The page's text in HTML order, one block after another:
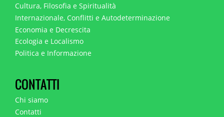
Cultura, Filosofia e Spiritualità
Internazionale, Conflitti e Autodeterminazione
Economia e Decrescita
Ecologia e Localismo
Politica e Informazione
CONTATTI
Chi siamo
Contatti